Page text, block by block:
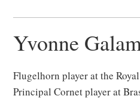
Yvonne
Flugelhorn player at the
Principal Cornet player at